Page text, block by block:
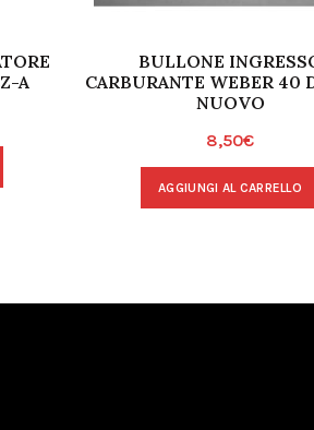
A
BULLONE
CARBURANTE WEBER 40
NUOVO
8,50€
AGGIUNGI AL CARRELLO